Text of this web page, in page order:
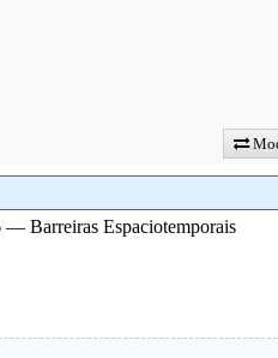
— Barreiras Espaciotemporais